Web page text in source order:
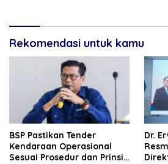
Rekomendasi untuk kamu
BSP Pastikan Tender
Kendaraan Operasional
Sesuai Prosedur dan Prinsip
‎Dr.